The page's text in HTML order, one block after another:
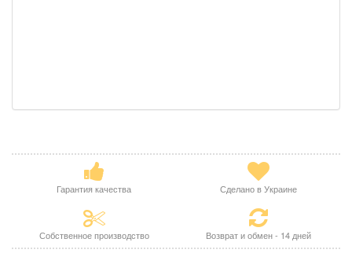
Гарантия качества Сделано в Украине
Собственное производство Возврат и обмен - 14 дней